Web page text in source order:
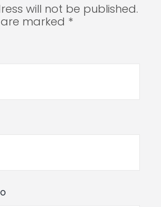
will not be published.
marked *